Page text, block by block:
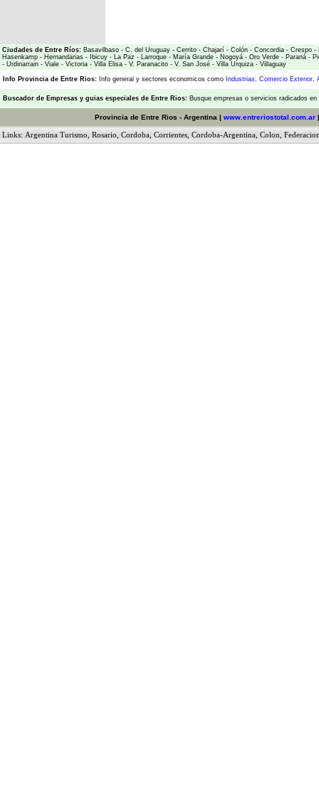
Ciudades de Entre Ríos: Basavilbaso - C. del Uruguay - Cerrito - Chajarí - Colón - Concordia - Crespo -
Hasenkamp - Hernandarias - Ibicuy - La Paz - Larroque - María Grande - Nogoyá - Oro Verde - Paraná -
- Urdinarrain - Viale - Victoria - Villa Elisa - V. Paranacito - V. San José - Villa Urquiza - Villaguay
Info Provincia de Entre Rios: Info general y sectores economicos como Industrias, Comercio Exterior,
Buscador de Empresas y guias especiales de Entre Rios: Busque empresas o servicios radicados
Provincia de Entre Rios - Argentina | www.entreriostotal.com.ar
Links: Argentina Turismo Rosario Cordoba Corrientes Cordoba-Argentina Colon